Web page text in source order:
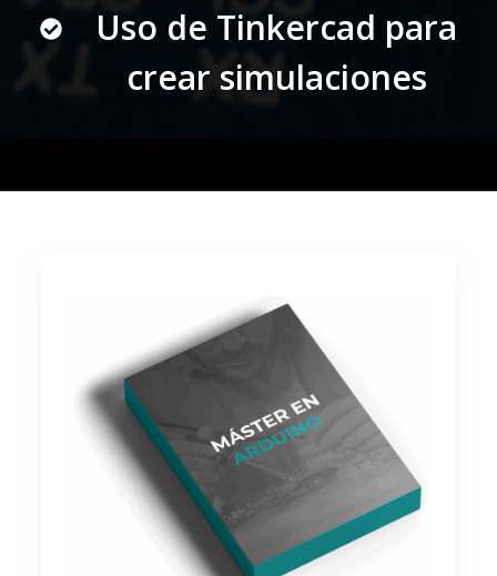
Uso de Tinkercad para
crear simulaciones